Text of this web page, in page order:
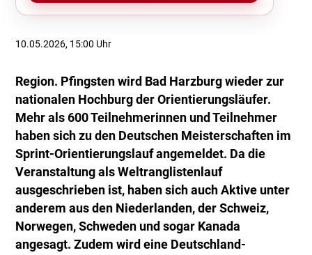
10.05.2026, 15:00 Uhr
Region. Pfingsten wird Bad Harzburg wieder zur
nationalen Hochburg der Orientierungsläufer.
Mehr als 600 Teilnehmerinnen und Teilnehmer
haben sich zu den Deutschen Meisterschaften im
Sprint-Orientierungslauf angemeldet. Da die
Veranstaltung als Weltranglistenlauf
ausgeschrieben ist, haben sich auch Aktive unter
anderem aus den Niederlanden, der Schweiz,
Norwegen, Schweden und sogar Kanada
angesagt. Zudem wird eine Deutschland-